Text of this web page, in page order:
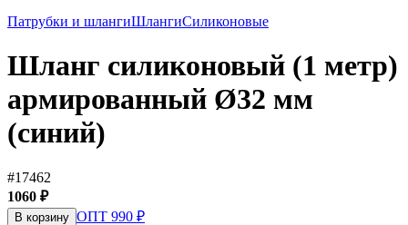
Патрубки и шлангиШлангиСиликоновые
Шланг силиконовый (1 метр)
армированный Ø32 мм
(синий)
#17462
1060 ₽
В корзину ОПТ 990 ₽